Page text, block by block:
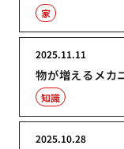
家
物が増えるメカ
2025.11.11
知識
2025.10.28